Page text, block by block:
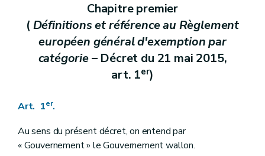
Chapitre II Des modes de soutien de la recherche, du développement et de l'innovation
Art. 14
Chapitre III Des subventions et des avances récupérables aux entreprises
Section première Des subventions portant sur les activités de recherche industrielle
Art. 18
Art.
19/1
Art. 20
Section 2 Des subventions et des avances récupérables portant sur les activités de développement expérimental
Chapitre premier
(Définitions et référence au Règlement
européen général d'exemption par
catégorie– Décret du 21 mai 2015,
art. 1er)
Art. 1er.
Au sens du présent décret, on entend par
« Gouvernement » le Gouvernement wallon.